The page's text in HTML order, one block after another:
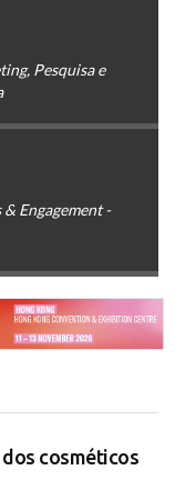
Pesquisa e
Engagement -
cosméticos